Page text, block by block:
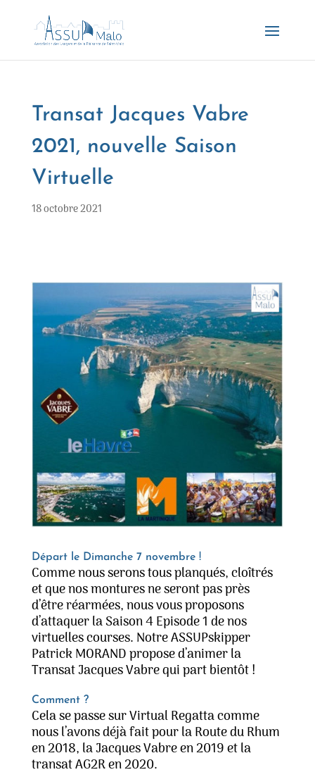
Transat Jacques Vabre
2021, nouvelle Saison
Virtuelle
18 octobre 2021
Départ le Dimanche 7 novembre !
Comme nous serons tous planqués, cloîtrés
et que nos montures ne seront pas près
d’être réarmées, nous vous proposons
d’attaquer la Saison 4 Episode 1 de nos
virtuelles courses. Notre ASSUPskipper
Patrick MORAND propose d’animer la
Transat Jacques Vabre qui part bientôt !
Comment ?
Cela se passe sur Virtual Regatta comme
nous l’avons déjà fait pour la Route du Rhum
en 2018, la Jacques Vabre en 2019 et la
transat AG2R en 2020.